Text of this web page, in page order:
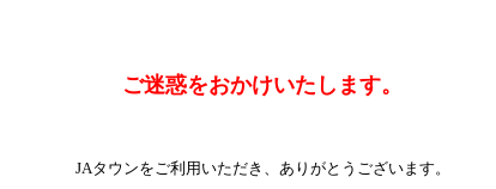
ご迷惑をおかけいたします。
JAタウンをご利用いただき、ありがとうございます。